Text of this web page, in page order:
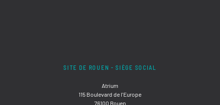
SITE DE ROUEN - SIÈGE SOCIAL
Atrium
115 Boulevard de l'Europe
76100 Rouen